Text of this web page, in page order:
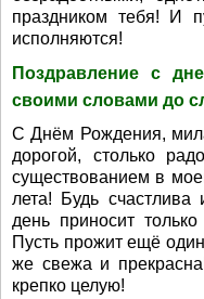
праздником тебя! И
исполняются!
Поздравление с
своими словами до
С Днём Рождения,
дорогой, столько
существованием в
лета! Будь
день приносит
Пусть прожит ещё
же свежа и
крепко целую!